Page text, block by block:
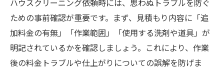
ハウスクリーニング依頼時には、思わぬトラブルを防ぐ
ための事前確認が重要です。まず、見積もり内容に「追
加料金の有無」「作業範囲」「使用する洗剤や道具」が
明記されているかを確認しましょう。これにより、作業
後の料金トラブルや仕上がりについての誤解を防げま